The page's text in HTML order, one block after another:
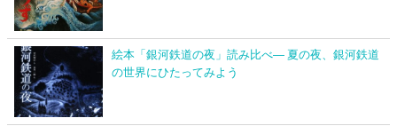
絵本「銀河鉄道の夜」読み比べ― 夏の夜、銀河鉄道
の世界にひたってみよう